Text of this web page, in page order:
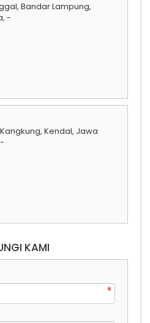
Bandar Lampung,
-
Kendal, Jawa
KAMI